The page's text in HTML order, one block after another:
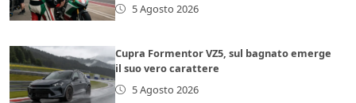
5 Agosto 2026
Cupra Formentor VZ5, sul bagnato emerge
il suo vero carattere
5 Agosto 2026